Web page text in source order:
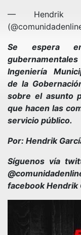
— Hendrik
Se espera
Ingeniería
de la
sobre el asunto
que hacen las
servicio público.
Por: Hendrik
Síguenos vía
facebook Hendrik